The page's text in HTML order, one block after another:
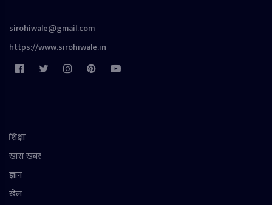
sirohiwale@gmail.com
https://www.sirohiwale.in
शिक्षा
खास खबर
ज्ञान
खेल